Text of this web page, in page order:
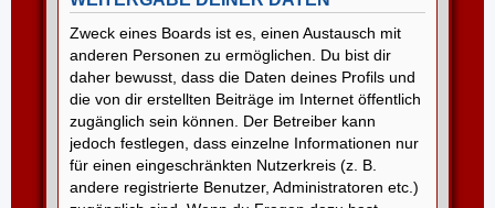
Zweck eines Boards ist es, einen Austausch mit
anderen Personen zu ermöglichen. Du bist dir
daher bewusst, dass die Daten deines Profils und
die von dir erstellten Beiträge im Internet öffentlich
zugänglich sein können. Der Betreiber kann
jedoch festlegen, dass einzelne Informationen nur
für einen eingeschränkten Nutzerkreis (z. B.
andere registrierte Benutzer, Administratoren etc.)